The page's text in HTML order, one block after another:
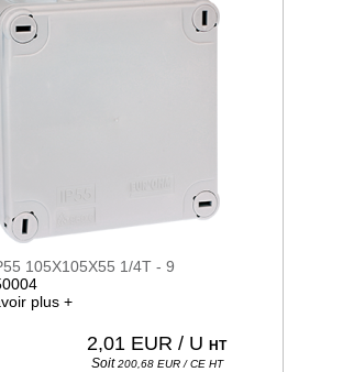
105X105X55 1/4T - 9
plus +
2,01 EUR / U HT
Soit200,68 EUR / CE HT